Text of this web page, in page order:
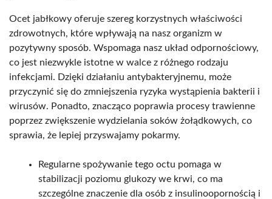
Ocet jabłkowy oferuje szereg korzystnych właściwości
zdrowotnych, które wpływają na nasz organizm w
pozytywny sposób. Wspomaga nasz układ odpornościowy,
co jest niezwykle istotne w walce z różnego rodzaju
infekcjami. Dzięki działaniu antybakteryjnemu, może
przyczynić się do zmniejszenia ryzyka wystąpienia bakterii i
wirusów. Ponadto, znacząco poprawia procesy trawienne
poprzez zwiększenie wydzielania soków żołądkowych, co
sprawia, że lepiej przyswajamy pokarmy.
Regularne spożywanie tego octu pomaga w
stabilizacji poziomu glukozy we krwi, co ma
szczególne znaczenie dla osób z insulinoopornością i